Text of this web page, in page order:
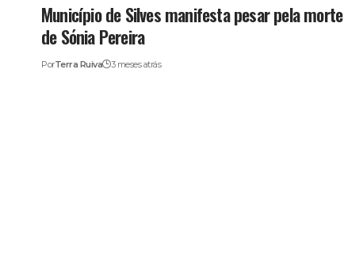
Município de Silves manifesta pesar pela morte
de Sónia Pereira
PorTerra Ruiva 3 meses atrás